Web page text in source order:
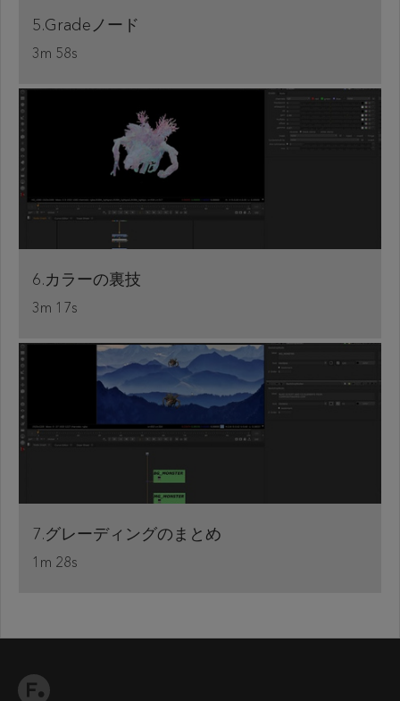
5.Gradeノード
3m 58s
6.カラーの裏技
3m 17s
7.グレーディングのまとめ
1m 28s